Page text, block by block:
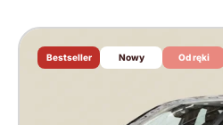
Bestseller Nowy Od ręki